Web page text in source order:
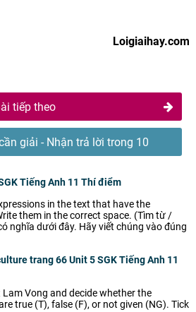
Loigiaihay.com
tiếp theo
giải - Nhận trả lời trong 10
Tiếng Anh 11 Thí điểm
in the text that have the
them in the correct space. (Tìm từ /
nghĩa dưới đây. Hãy viết chúng vào đúng
trang 66 Unit 5 SGK Tiếng Anh 11
Vong and decide whether the
true (T), false (F), or not given (NG). Tick